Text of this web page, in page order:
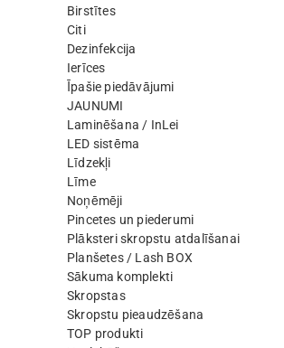
Birstītes
Citi
Dezinfekcija
Ierīces
Īpašie piedāvājumi
JAUNUMI
Laminēšana / InLei
LED sistēma
Līdzekļi
Līme
Noņēmēji
Pincetes un piederumi
Plāksteri skropstu atdalīšanai
Planšetes / Lash BOX
Sākuma komplekti
Skropstas
Skropstu pieaudzēšana
TOP produkti